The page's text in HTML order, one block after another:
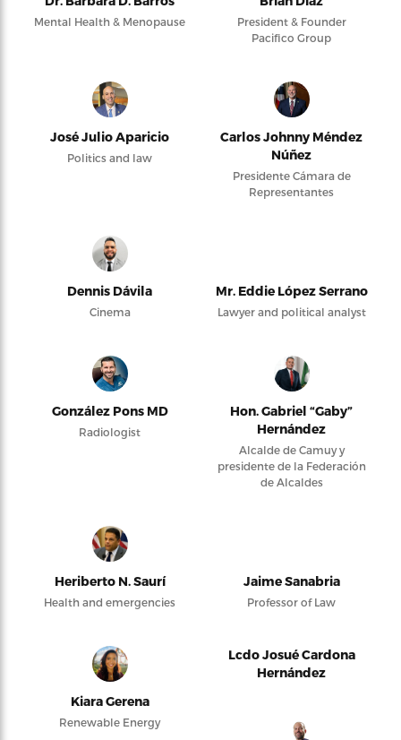
Mental Health & Menopause
President & Founder
Pacifico Group
José Julio Aparicio
Politics and law
Carlos Johnny Méndez
Núñez
Presidente Cámara de
Representantes
Dennis Dávila
Cinema
Mr. Eddie López Serrano
Lawyer and political analyst
González Pons MD
Radiologist
Hon. Gabriel “Gaby”
Hernández
Alcalde de Camuy y
presidente de la Federación
de Alcaldes
Heriberto N. Saurí
Health and emergencies
Jaime Sanabria
Professor of Law
Kiara Gerena
Renewable Energy
Lcdo Josué Cardona
Hernández